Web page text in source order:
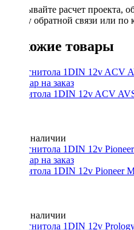
Заказывайте расчет проекта,
форму обратной связи или
Похожие товары
Магнитола 1DIN 12v ACV
Нет в наличии
Магнитола 1DIN 12v Pioneer
Нет в наличии